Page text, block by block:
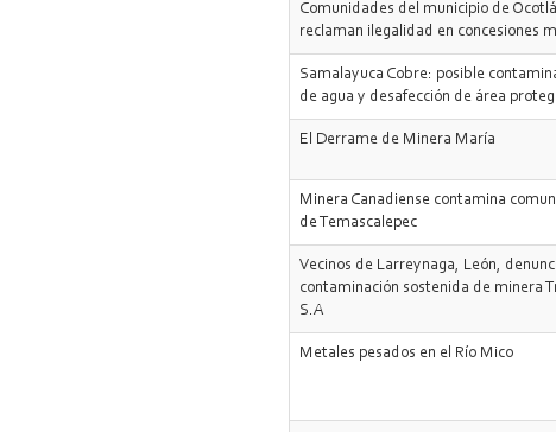
Comunidades del municipio de
reclaman ilegalidad en concesiones
Samalayuca Cobre: posible
de agua y desafección de área
El Derrame de Minera María
Minera Canadiense contamina
de Temascalepec
Vecinos de Larreynaga, León,
contaminación sostenida de minera
S.A
Metales pesados en el Río Mico